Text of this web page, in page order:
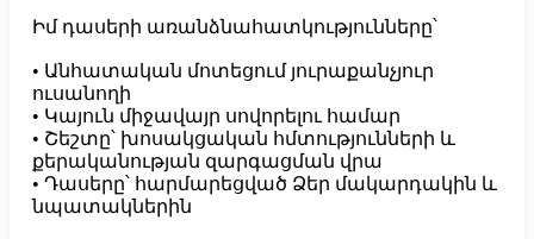
Իմ դասերի առանձնահատկությունները՝
• Անհատական մոտեցում յուրաքանչյուր
ուսանողի
• Կայուն միջավայր սովորելու համար
• Շեշտը՝ խոսակցական հմտությունների և
քերականության զարգացման վրա
• Դասերը՝ հարմարեցված Ձեր մակարդակին և
նպատակներին